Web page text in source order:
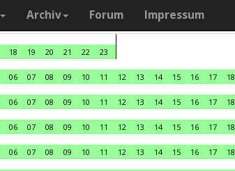
Archiv Forum Impressum
18 19 20 21 22
23
06 07 08 09 10 11 12 13 14 15 16 17 18
06 07 08 09 10 11 12 13 14 15 16 17 18
06 07 08 09 10 11 12 13 14 15 16 17 18
06 07 08 09 10 11 12 13 14 15 16 17 18